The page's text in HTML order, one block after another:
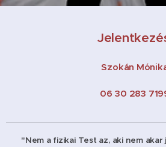
Szokán
06 30 283
"Nem a fizikai Test az, aki nem